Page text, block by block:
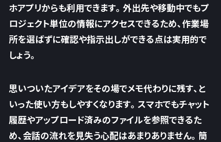
ホアプリからも利用できます。外出先や移動中でもプ
ロジェクト単位の情報にアクセスできるため、作業場
所を選ばずに確認や指示出しができる点は実用的で
しょう。
思いついたアイデアをその場でメモ代わりに残す、と
いった使い方もしやすくなります。スマホでもチャット
履歴やアップロード済みのファイルを参照できるた
め、会話の流れを見失う心配はあまりありません。簡